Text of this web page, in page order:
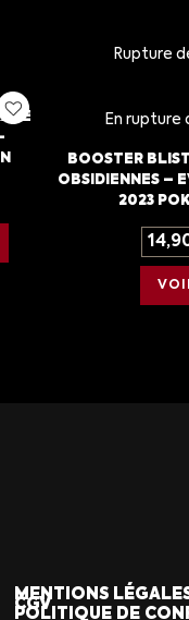
Rupture
En rupture
BOOSTER
OBSIDIENNES –
2023
MENTIONS
CGV
POLITIQUE DE